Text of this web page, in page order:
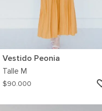
Vestido Peonia
Talle M
$90.000